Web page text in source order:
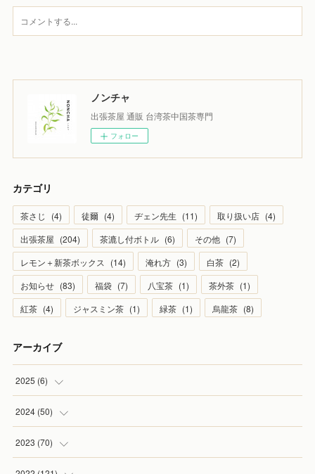
ノンチャ
出張茶屋 通販 台湾茶中国茶専門
フォロー
カテゴリ
茶さじ (4) 徒爾 (4) ヂェン先生 (11) 取り扱い店 (4)
出張茶屋 (204) 茶漉し付ボトル (6) その他 (7)
レモン＋新茶ボックス
(14) 淹れ方 (3) 白茶 (2)
お知らせ (83) 福袋 (7) 八宝茶 (1) 茶外茶 (1)
紅茶 (4) ジャスミン茶 (1) 緑茶 (1) 烏龍茶 (8)
アーカイブ
2025 (6)
(1
(2
(1)
2024 (50)
(5
(4)
2023 (70)